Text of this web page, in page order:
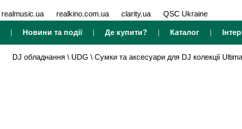
realmusic.ua realkino.com.ua clarity.ua QSC Ukraine
| Новини та події| Де купити? | Каталог |
DJ обладнання \ UDG \ Сумки та аксесуари для DJ колекції